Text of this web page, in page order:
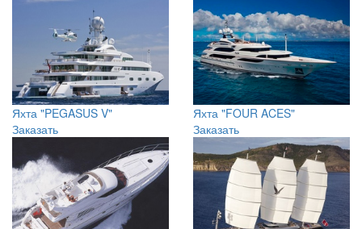
Яхта "PEGASUS V"
Заказать
Яхта "FOUR ACES"
Заказать